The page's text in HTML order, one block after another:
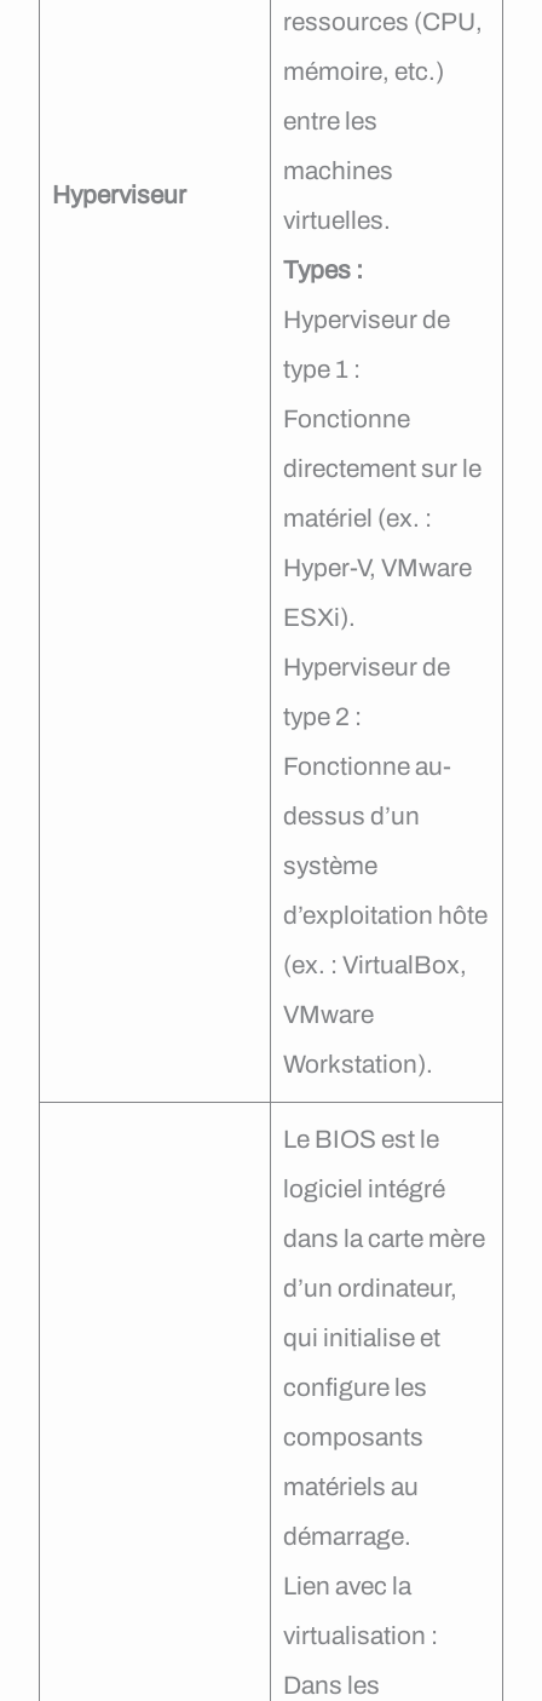
Hyperviseur
ressources (CPU,
mémoire, etc.)
entre les
machines
virtuelles.
Types :
Hyperviseur de
type 1 :
Fonctionne
directement sur le
matériel (ex. :
Hyper-V, VMware
ESXi).
Hyperviseur de
type 2 :
Fonctionne au-
dessus d’un
système
d’exploitation hôte
(ex. : VirtualBox,
VMware
Workstation).
Le BIOS est le
logiciel intégré
dans la carte mère
d’un ordinateur,
qui initialise et
configure les
composants
matériels au
démarrage.
Lien avec la
virtualisation :
Dans les